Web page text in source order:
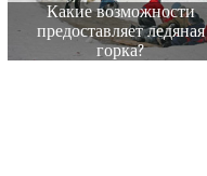
Какие возможности
предоставляет ледяная
горка?